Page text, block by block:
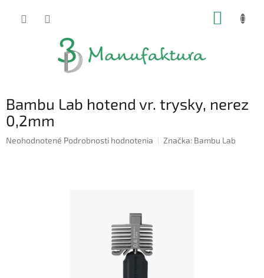
Bambu Lab hotend vr. trysky, nerez
0,2mm
Priemerné
Neohodnotené Podrobnosti hodnotenia Značka: Bambu Lab